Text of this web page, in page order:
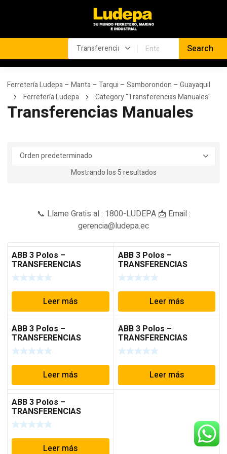
Ferretería Ludepa – Manta – Tarqui – Samborondon – Guayaquil
Ferretería Ludepa
Category "Transferencias Manuales"
Transferencias Manuales
Mostrando los 5 resultados
📞 Llame Gratis al : 1800-LUDEPA 📩 Email :
gerencia@ludepa.ec
ABB 3 Polos –
TRANSFERENCIAS
MANUALES
Leer más
ABB 3 Polos –
TRANSFERENCIAS
MANUALES
Leer más
ABB 3 Polos –
TRANSFERENCIAS
MANUALES
Leer más
ABB 3 Polos –
TRANSFERENCIAS
MANUALES
Leer más
ABB 3 Polos –
TRANSFERENCIAS
MANUALES
Leer más